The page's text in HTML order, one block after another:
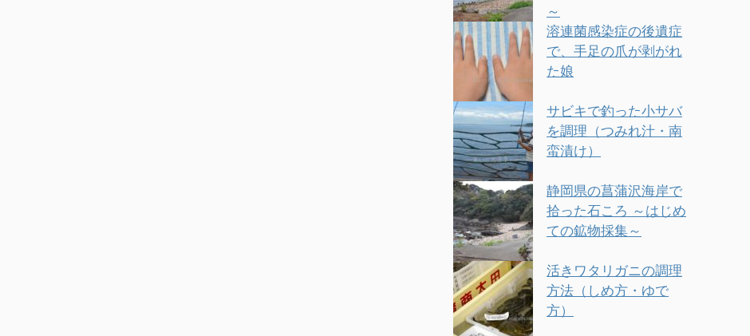
～
溶連菌感染症の後遺症
で、手足の爪が剥がれ
た娘
サビキで釣った小サバ
を調理（つみれ汁・南
蛮漬け）
静岡県の菖蒲沢海岸で
拾った石ころ ～はじめ
ての鉱物採集～
活きワタリガニの調理
方法（しめ方・ゆで
方）